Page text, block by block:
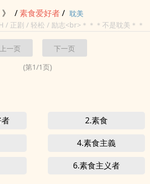
/素食爱好者/ 耽美
/ 正剧 / 轻松 / 励志<br>＊＊＊不是耽美＊＊
＋BG，孕期play，多人运动<br>小公主被人
又被侍...
上一页
下一页
(第1/1页)
2.素食
4.素食主義
6.素食主义者